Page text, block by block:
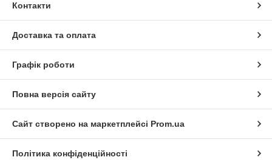
Контакти
Доставка та оплата
Графік роботи
Повна версія сайту
Сайт створено на маркетплейсі Prom.ua
Політика конфіденційності